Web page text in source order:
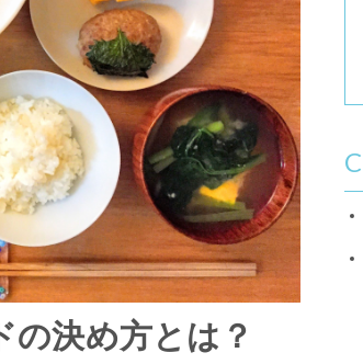
の決め方とは？